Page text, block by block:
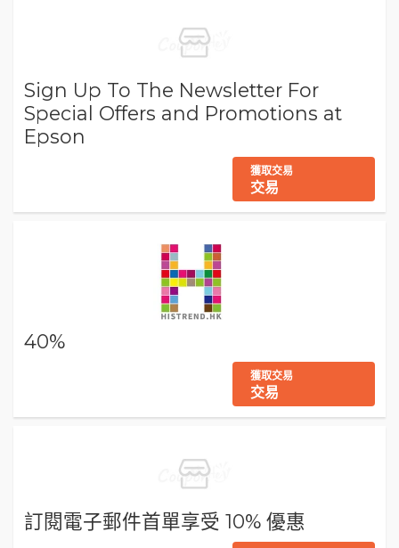
Sign Up To The Newsletter For
Special Offers and Promotions at
Epson
獲取交易
交易
40%
獲取交易
交易
訂閱電子郵件首單享受 10% 優惠